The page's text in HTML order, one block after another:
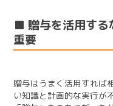
■ 贈与を活用する
重要
贈与はうまく活用すれば
い知識と計画的な実行が